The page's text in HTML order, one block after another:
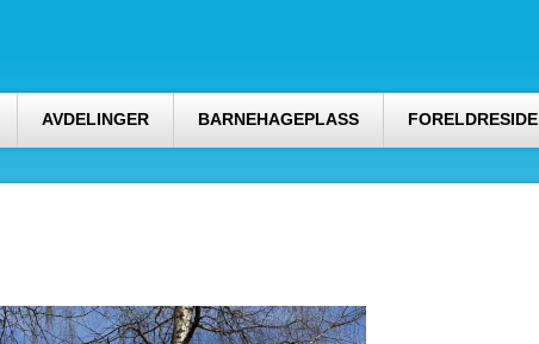
AVDELINGER BARNEHAGEPLASS FORELDRESIDE